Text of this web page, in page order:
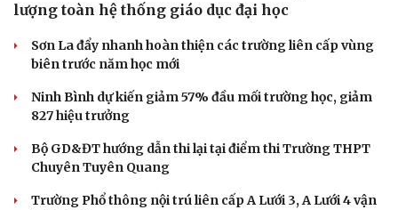
lượng toàn hệ thống giáo dục đại học
Sơn La đẩy nhanh hoàn thiện các trường liên cấp vùng
biên trước năm học mới
Ninh Bình dự kiến giảm 57% đầu mối trường học, giảm
827 hiệu trưởng
Bộ GD&ĐT hướng dẫn thi lại tại điểm thi Trường THPT
Chuyên Tuyên Quang
Trường Phổ thông nội trú liên cấp A Lưới 3, A Lưới 4 vận